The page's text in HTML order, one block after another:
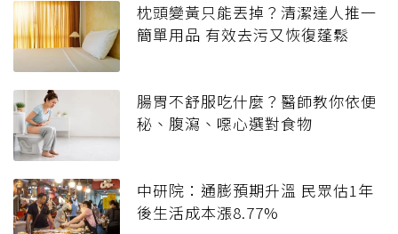
枕頭變黃只能丟掉？清潔達人推一
簡單用品 有效去污又恢復蓬鬆
腸胃不舒服吃什麼？醫師教你依便
秘、腹瀉、噁心選對食物
中研院：通膨預期升溫 民眾估1年
後生活成本漲8.77%